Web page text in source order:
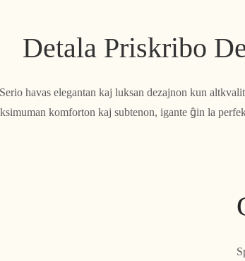
Detala Priskribo
havas elegantan kaj luksan dezajnon kun
komforton kaj subtenon, igante ĝin la